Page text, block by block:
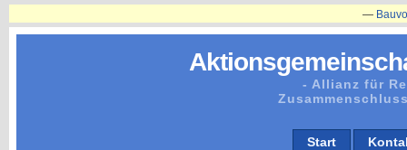
- Allianz für
Start